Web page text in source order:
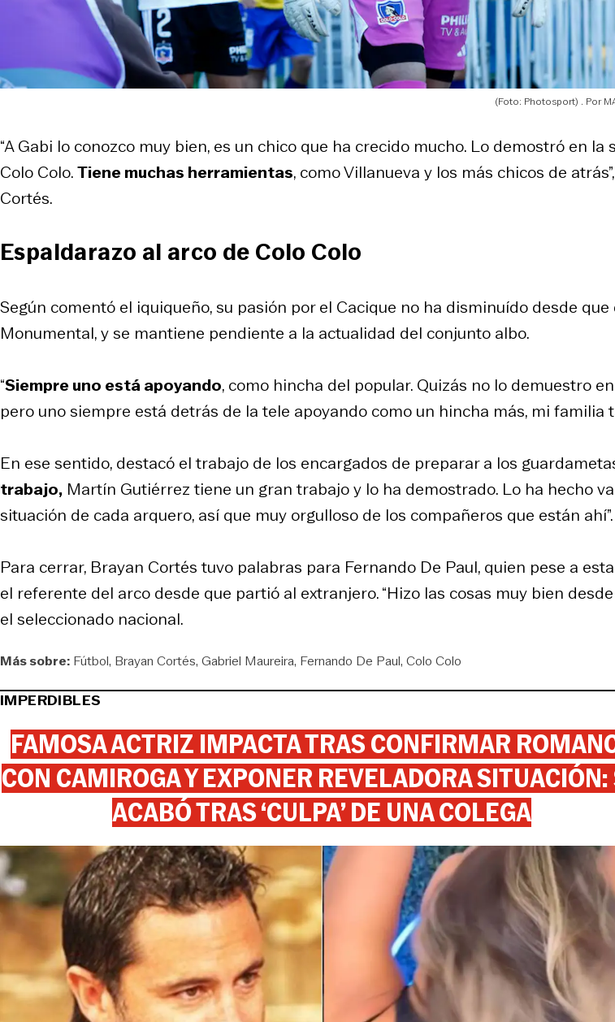
(Foto: Photosport)
“A Gabi lo conozco muy bien, es un chico que ha crecido mucho. Lo demostró en la
Colo Colo.Tiene muchas herramientas, como Villanueva y los más chicos de
Cortés.
Espaldarazo al arco de Colo Colo
Según comentó el iquiqueño, su pasión por el Cacique no ha disminuído desde que
Monumental, y se mantiene pendiente a la actualidad del conjunto albo.
“Siempre uno está apoyando, como hincha del popular. Quizás no lo demuestro
pero uno siempre está detrás de la tele apoyando como un hincha más, mi familia
En ese sentido, destacó el trabajo de los encargados de preparar a los
trabajo, Martín Gutiérrez tiene un gran trabajo y lo ha demostrado. Lo ha hecho
situación de cada arquero, así que muy orgulloso de los compañeros que están ahí”.
Para cerrar, Brayan Cortés tuvo palabras para Fernando De Paul, quien pese a
el referente del arco desde que partió al extranjero. “Hizo las cosas muy bien desde
el seleccionado nacional.
Más sobre: Fútbol Brayan Cortés Gabriel Maureira Fernando De Paul Colo Colo
IMPERDIBLES
FAMOSA ACTRIZ IMPACTA TRAS CONFIRMAR
CON CAMIROGA Y EXPONER REVELADORA SITUACIÓN:
ACABÓ TRAS ‘CULPA’ DE UNA COLEGA